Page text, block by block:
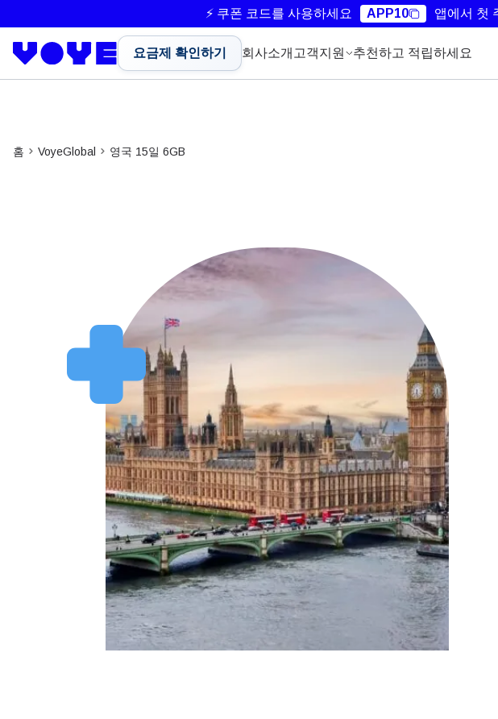
⚡ 쿠폰 코드를 사용하세요 APP10 앱에서 첫
요금제 확인하기 회사소개 고객지원 추천하고 적립하세요
홈 VoyeGlobal 영국 15일 6GB